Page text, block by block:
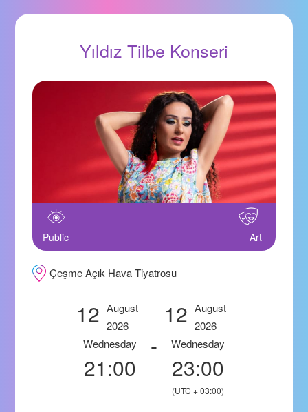
Yıldız Tilbe Konseri
Public Art
Çeşme Açık Hava Tiyatrosu
12 August
2026
Wednesday
21:00
-
12 August
2026
Wednesday
23:00
(UTC + 03:00)